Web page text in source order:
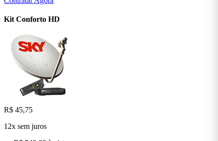
Kit Conforto HD
R$ 45,75
12x sem juros